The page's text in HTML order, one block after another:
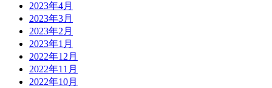
2023年4月
2023年3月
2023年2月
2023年1月
2022年12月
2022年11月
2022年10月